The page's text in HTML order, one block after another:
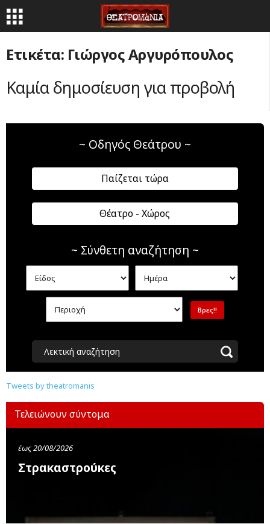
Ετικέτα: Γιώργος Αργυρόπουλος
Καμία δημοσίευση για προβολή
~ Οδηγός Θεάτρου ~
Παίζεται τώρα
Θέατρο - Χώρος
~ Σύνθετη αναζήτηση ~
Λεκτική αναζήτηση
Tweets by theatromanis
Τελειώνουν σύντομα
έως 20/08/2026
Στρακαστρούκες